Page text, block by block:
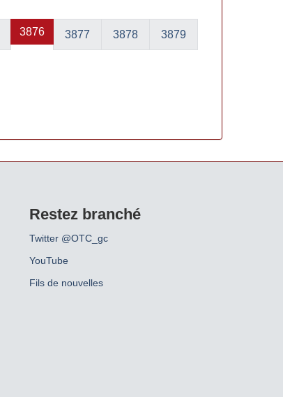
3876 3877 3878 3879
Restez branché
Twitter @OTC_gc
YouTube
Fils de nouvelles